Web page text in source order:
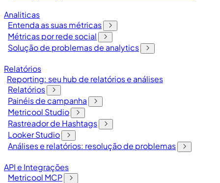
Analiticas
Entenda as suas métricas
Métricas por rede social
Solução de problemas de analytics
Relatórios
Reporting: seu hub de relatórios e análises
Relatórios
Painéis de campanha
Metricool Studio
Rastreador de Hashtags
Looker Studio
Análises e relatórios: resolução de problemas
API e Integrações
Metricool MCP